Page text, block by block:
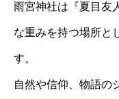
雨宮神社は『夏目友
な重みを持つ場所と
す。
自然や信仰、物語の